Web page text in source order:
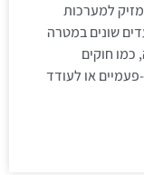
למערכות
שונים במטרה
חוקים
או לעודד